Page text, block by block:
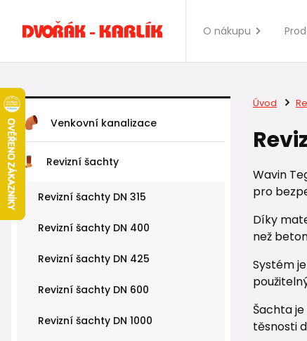
O nákupu
Venkovní kanalizace
Revizní šachty
Revizní šachty DN 315
Revizní šachty DN 400
Revizní šachty DN 425
Revizní šachty DN 600
Revizní šachty DN 1000
Úvod
Wavin
pro
Díky
než
Systém
Šachta
těsnosti